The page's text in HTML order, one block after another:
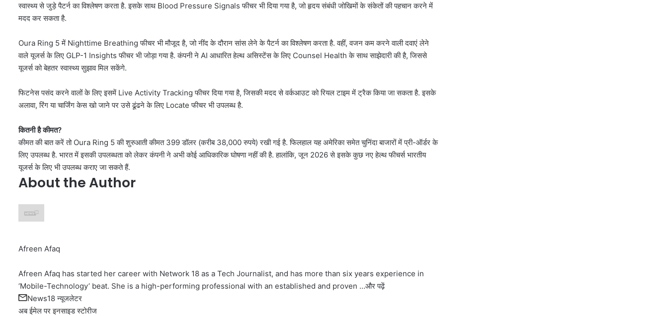
स्वास्थ्य से जुड़े पैटर्न का विश्लेषण करता है. इसके साथ Blood Pressure Signals फीचर भी दिया गया है, जो हृदय संबंधी जोखिमों के संकेतों की पहचान करने में
मदद कर सकता है.
Oura Ring 5 में Nighttime Breathing फीचर भी मौजूद है, जो नींद के दौरान सांस लेने के पैटर्न का विश्लेषण करता है. वहीं, वजन कम करने वाली दवाएं लेने
वाले यूजर्स के लिए GLP-1 Insights फीचर भी जोड़ा गया है. कंपनी ने AI आधारित हेल्थ असिस्टेंस के लिए Counsel Health के साथ साझेदारी की है, जिससे
यूजर्स को बेहतर स्वास्थ्य सुझाव मिल सकेंगे.
फिटनेस पसंद करने वालों के लिए इसमें Live Activity Tracking फीचर दिया गया है, जिसकी मदद से वर्कआउट को रियल टाइम में ट्रैक किया जा सकता है. इसके
अलावा, रिंग या चार्जिंग केस खो जाने पर उसे ढूंढने के लिए Locate फीचर भी उपलब्ध है.
कितनी है कीमत?
कीमत की बात करें तो Oura Ring 5 की शुरुआती कीमत 399 डॉलर (करीब 38,000 रुपये) रखी गई है. फिलहाल यह अमेरिका समेत चुनिंदा बाजारों में प्री-ऑर्डर के
लिए उपलब्ध है. भारत में इसकी उपलब्धता को लेकर कंपनी ने अभी कोई आधिकारिक घोषणा नहीं की है. हालांकि, जून 2026 से इसके कुछ नए हेल्थ फीचर्स भारतीय
यूजर्स के लिए भी उपलब्ध कराए जा सकते हैं.
About the Author
Afreen Afaq
Afreen Afaq has started her career with Network 18 as a Tech Journalist, and has more than six years experience in
‘Mobile-Technology’ beat. She is a high-performing professional with an established and proven …और पढ़ें
News18 न्यूजलेटर
अब ईमेल पर इनसाइड स्‍टोर‍ीज